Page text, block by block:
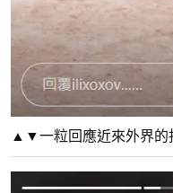
▲▼一粒回應近來外界的